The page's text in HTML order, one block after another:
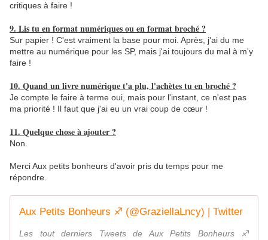
critiques à faire !
9. Lis tu en format numériques ou en format broché ?
Sur papier ! C'est vraiment la base pour moi. Après, j'ai du me
mettre au numérique pour les SP, mais j'ai toujours du mal à m'y
faire !
10. Quand un livre numérique t'a plu, l'achètes tu en broché ?
Je compte le faire à terme oui, mais pour l'instant, ce n'est pas
ma priorité ! Il faut que j'ai eu un vrai coup de cœur !
11. Quelque chose à ajouter ?
Non.
Merci Aux petits bonheurs d'avoir pris du temps pour me
répondre.
Aux Petits Bonheurs ♐ (@GraziellaLncy) | Twitter
Les tout derniers Tweets de Aux Petits Bonheurs ♐